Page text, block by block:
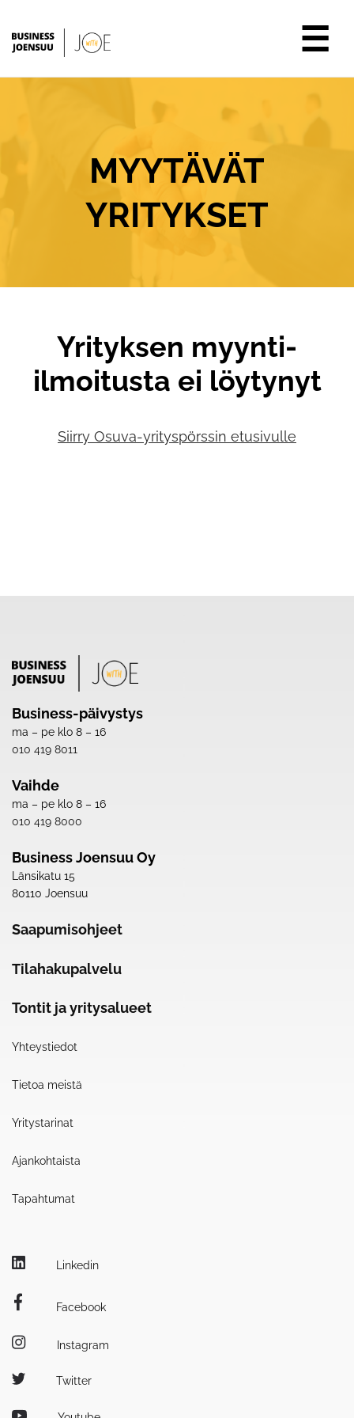
☰
MYYTÄVÄT
YRITYKSET
Yrityksen myynti-
ilmoitusta ei löytynyt
Siirry Osuva-yrityspörssin etusivulle
Business-päivystys
ma – pe klo 8 – 16
010 419 8011
Vaihde
ma – pe klo 8 – 16
010 419 8000
Business Joensuu Oy
Länsikatu 15
80110 Joensuu
Saapumisohjeet
Tilahakupalvelu
Tontit ja yritysalueet
Yhteystiedot
Tietoa meistä
Yritystarinat
Ajankohtaista
Tapahtumat
Linkedin
Facebook
Instagram
Twitter